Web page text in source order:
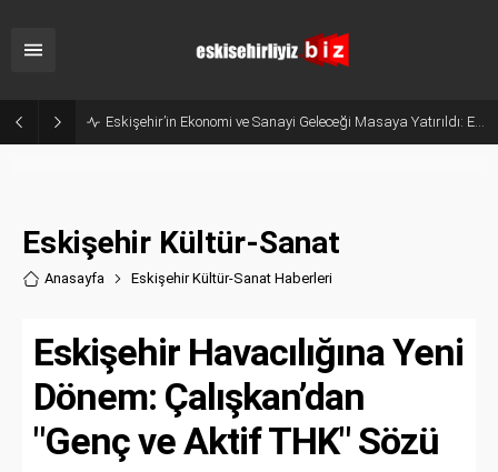
Eskişehir’in Ekonomi ve Sanayi Geleceği Masaya Yatırıldı: ESMİAD ile MHP Buluştu
Eskişehir Kültür-Sanat
Anasayfa Eskişehir Kültür-Sanat Haberleri
Eskişehir Havacılığına Yeni
Dönem: Çalışkan’dan
"Genç ve Aktif THK" Sözü